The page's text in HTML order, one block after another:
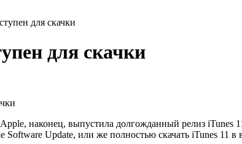
для скачки
для скачки
наконец, выпустила долгожданный релиз
Software Update, или же полностью скачать iTunes